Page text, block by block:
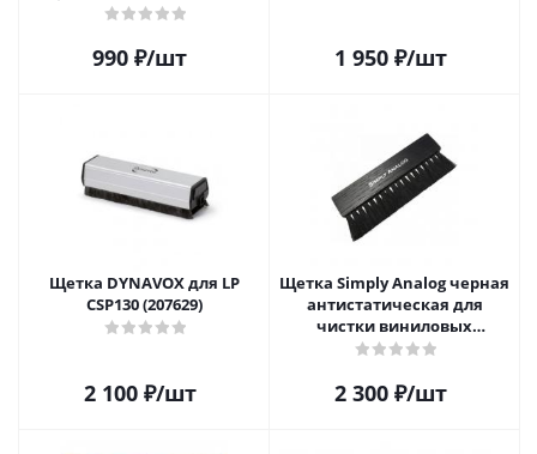
Carton (25 шт)
990 ₽/шт 1 950₽/шт
Щетка DYNAVOX для LP
CSP130 (207629)
2 100₽/шт
Щетка Simply Analog черная
антистатическая для
чистки виниловых
пластинок
2 300₽/шт